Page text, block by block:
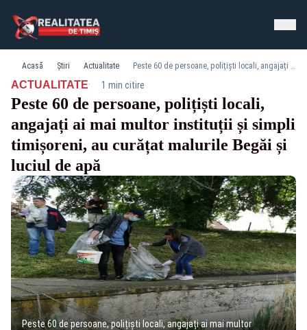
Acasă Știri Actualitate Peste 60 de persoane, polițiști locali, angajați ai mai multor instituții și simpli timișoreni, au curățat malurile Begăi și luciul de apă
ACTUALITATE· 1 min citire
Peste 60 de persoane, polițiști locali,
angajați ai mai multor instituții și simpli
timișoreni, au curățat malurile Begăi și
luciul de apă
Peste 60 de persoane, polițiști locali, angajați ai mai multor